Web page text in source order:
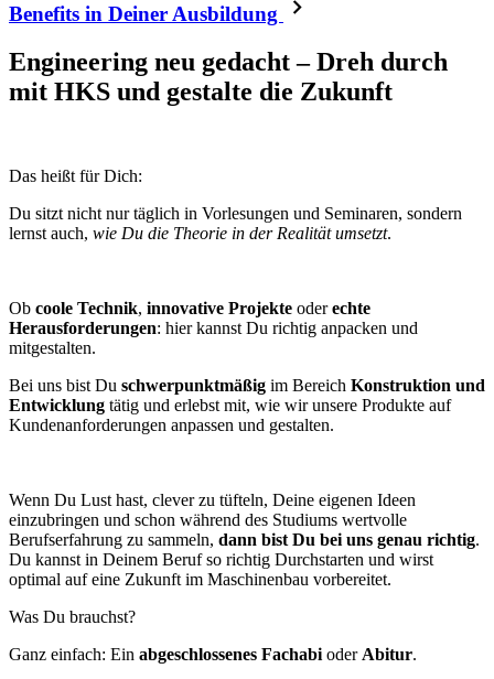
Benefits in Deiner Ausbildung
Engineering neu gedacht – Dreh durch
mit HKS und gestalte die Zukunft
Das heißt für Dich:
Du sitzt nicht nur täglich in Vorlesungen und Seminaren, sondern
lernst auch, wie Du die Theorie in der Realität umsetzt.
Ob coole Technik, innovative Projekte oderechte
Herausforderungen: hier kannst Du richtig anpacken und
mitgestalten.
Bei uns bist Du schwerpunktmäßig im Bereich Konstruktion und
Entwicklung tätig und erlebst mit, wie wir unsere Produkte auf
Kundenanforderungen anpassen und gestalten.
Wenn Du Lust hast, clever zu tüfteln, Deine eigenen Ideen
einzubringen und schon während des Studiums wertvolle
Berufserfahrung zu sammeln, dann bist Du bei uns genau richtig.
Du kannst in Deinem Beruf so richtig Durchstarten und wirst
optimal auf eine Zukunft im Maschinenbau vorbereitet.
Was Du brauchst?
Ganz einfach: Ein abgeschlossenes Fachabi oder Abitur.